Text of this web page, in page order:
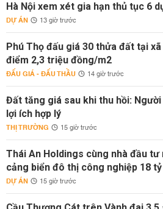
Hà Nội xem xét gia hạn thủ tục 6
DỰ ÁN 13 giờ trước
Phú Thọ đấu giá 30 thửa đất tại
điểm 2,3 triệu đồng/m2
ĐẤU GIÁ - ĐẤU THẦU 14 giờ trước
Đất tăng giá sau khi thu hồi:
lợi ích hợp lý
THỊ TRƯỜNG 15 giờ trước
Thái An Holdings cùng nhà đầu tư
cảng biển đô thị công nghiệp 18 tỷ
DỰ ÁN 15 giờ trước